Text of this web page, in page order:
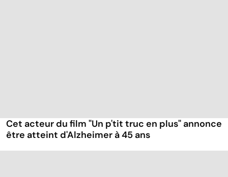
Cet acteur du film "Un p'tit truc en plus" annonce
être atteint d'Alzheimer à 45 ans